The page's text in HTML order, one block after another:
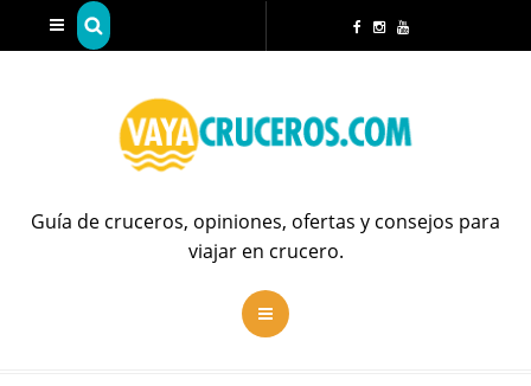
Guía de cruceros, opiniones, ofertas y consejos para
viajar en crucero.